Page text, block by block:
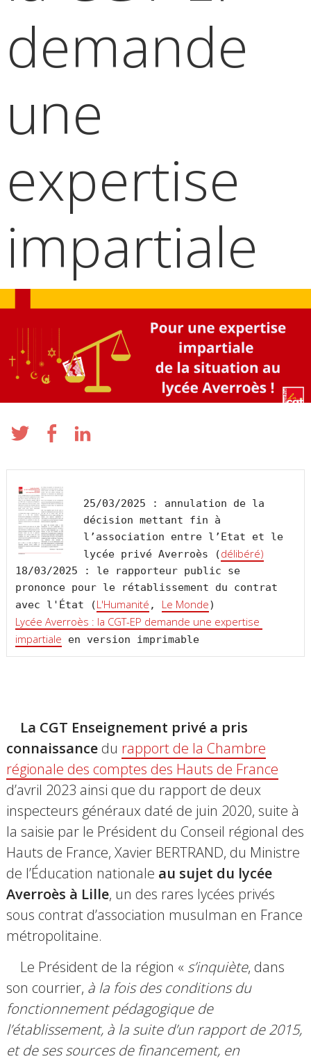
demande
une
expertise
impartiale
25/03/2025 : annulation de la
décision mettant fin à
l’association entre l’Etat et le
lycée privé Averroès (délibéré)
18/03/2025 : le rapporteur public se
prononce pour le rétablissement du contrat
avec l'État (L'Humanité , Le Monde
Lycée Averroès : la CGT-EP demande une expertise
impartiale en version imprimable
La CGT Enseignement privé a pris
connaissancedu rapport de la Chambre
régionale des comptes des Hauts de France
d’avril 2023 ainsi que du rapport de deux
inspecteurs généraux daté de juin 2020, suite à
la saisie par le Président du Conseil régional des
Hauts de France, Xavier BERTRAND, du Ministre
de l’Éducation nationale au sujet du lycée
Averroès à Lille, un des rares lycées privés
sous contrat d’association musulman en France
métropolitaine.
Le Président de la région « s’inquiète, dans
son courrier, à la fois des conditions du
fonctionnement pédagogique de
l’établissement, à la suite d’un rapport de 2015,
et de ses sources de financement, en